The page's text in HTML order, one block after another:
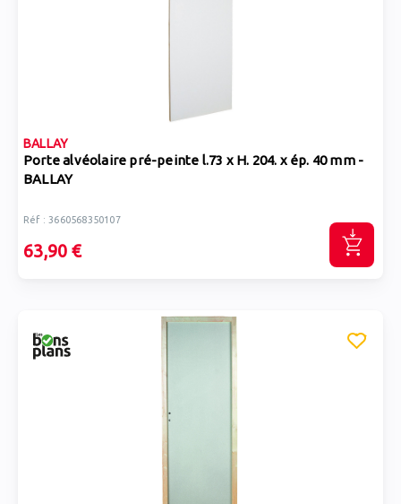
BALLAY
Porte alvéolaire pré-peinte l.73 x H. 204. x ép. 40 mm -
BALLAY
Réf : 3660568350107
63,90 €